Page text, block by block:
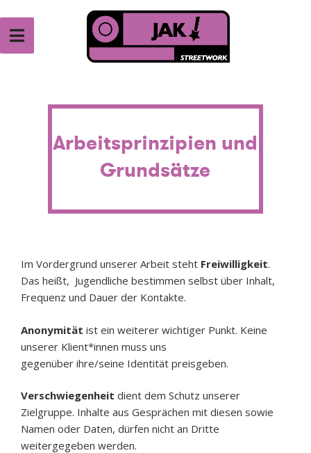
Inhalt
springen
Arbeitsprinzipien und
Grundsätze
Im Vordergrund unserer Arbeit steht Freiwilligkeit.
Das heißt, Jugendliche bestimmen selbst über Inhalt,
Frequenz und Dauer der Kontakte.
Anonymität ist ein weiterer wichtiger Punkt. Keine
unserer Klient*innen muss uns
gegenüber ihre/seine Identität preisgeben.
Verschwiegenheit dient dem Schutz unserer
Zielgruppe. Inhalte aus Gesprächen mit diesen sowie
Namen oder Daten, dürfen nicht an Dritte
weitergegeben werden.